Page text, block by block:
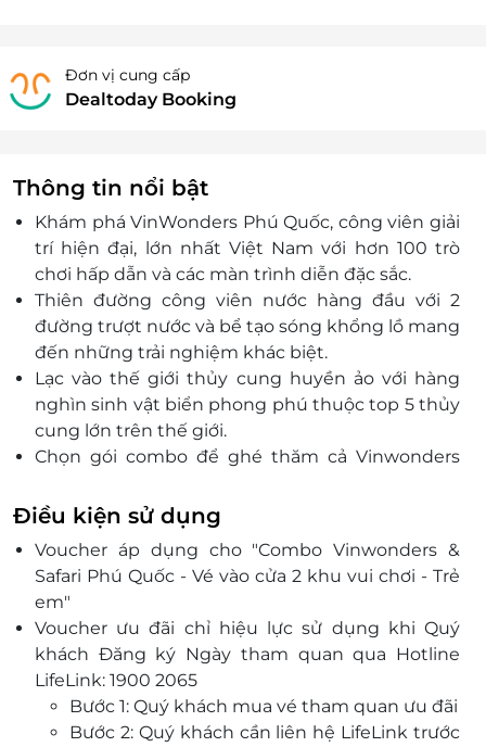
Đơn vị cung cấp
Dealtoday Booking
Thông tin nổi bật
Khám phá VinWonders Phú Quốc, công viên giải
trí hiện đại, lớn nhất Việt Nam với hơn 100 trò
chơi hấp dẫn và các màn trình diễn đặc sắc.
Thiên đường công viên nước hàng đầu với 2
đường trượt nước và bể tạo sóng khổng lồ mang
đến những trải nghiệm khác biệt.
Lạc vào thế giới thủy cung huyền ảo với hàng
nghìn sinh vật biển phong phú thuộc top 5 thủy
cung lớn trên thế giới.
Chọn gói combo để ghé thăm cả Vinwonders
cùng khám phá thế giới muôn màu trong
chuyến du lịch Phú Quốc của bạn.
Điều kiện sử dụng
Voucher áp dụng cho "Combo Vinwonders &
Safari Phú Quốc - Vé vào cửa 2 khu vui chơi - Trẻ
em"
Voucher ưu đãi chỉ hiệu lực sử dụng khi Quý
khách Đăng ký Ngày tham quan qua Hotline
LifeLink: 1900 2065
Bước 1: Quý khách mua vé tham quan ưu đãi
Bước 2: Quý khách cần liên hệ LifeLink trước